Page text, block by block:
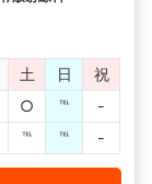
土 日
祝
○ ℡
-
℡ ℡ -